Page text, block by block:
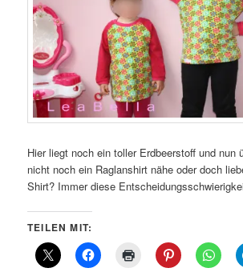
Hier liegt noch ein toller Erdbeerstoff und nun
nicht noch ein Raglanshirt nähe oder doch
Shirt? Immer diese
TEILEN MIT: